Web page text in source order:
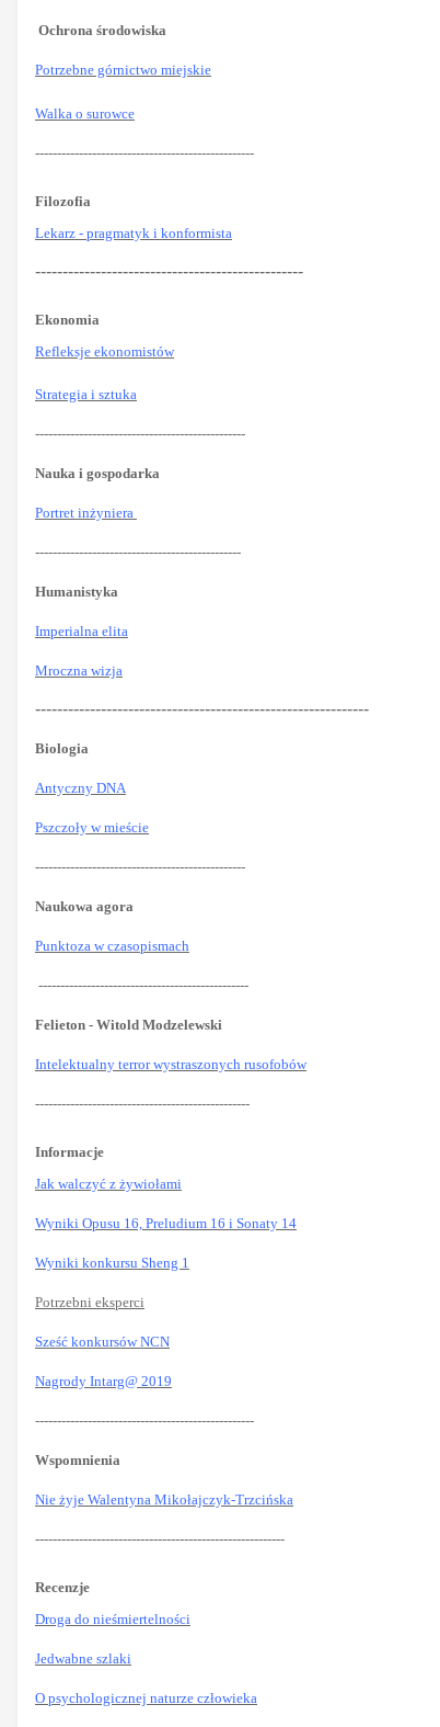
Ochrona środowiska
Potrzebne górnictwo miejskie
Walka o surowce
--------------------------------------------------
Filozofia
Lekarz - pragmatyk i konformista
-------------------------------------------------
Ekonomia
Refleksje ekonomistów
Strategia i sztuka
------------------------------------------------
Nauka i gospodarka
Portret inżyniera
-----------------------------------------------
Humanistyka
Imperialna elita
Mroczna wizja
-------------------------------------------------------------
Biologia
Antyczny DNA
Pszczoły w mieście
------------------------------------------------
Naukowa agora
Punktoza w czasopismach
------------------------------------------------
Felieton - Witold Modzelewski
Intelektualny terror wystraszonych rusofobów
-------------------------------------------------
Informacje
Jak walczyć z żywiołami
Wyniki Opusu 16, Preludium 16 i Sonaty 14
Wyniki konkursu Sheng 1
Potrzebni eksperci
Sześć konkursów NCN
Nagrody Intarg@ 2019
--------------------------------------------------
Wspomnienia
Nie żyje Walentyna Mikołajczyk-Trzcińska
---------------------------------------------------------
Recenzje
Droga do nieśmiertelności
Jedwabne szlaki
O psychologicznej naturze człowieka